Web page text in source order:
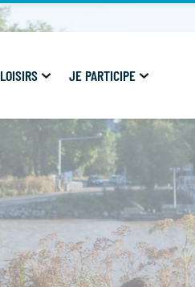
JE PARTICIPE